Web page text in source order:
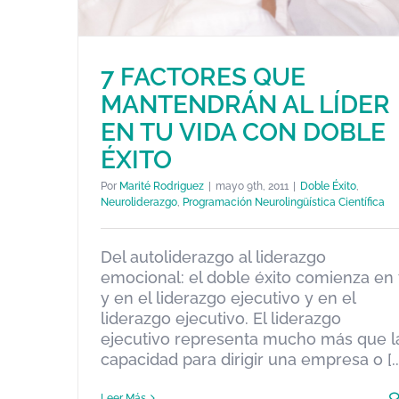
7 FACTORES QUE
MANTENDRÁN AL LÍDER EN TU
VIDA CON DOBLE ÉXITO
Doble Éxito Neuroliderazgo Programación Neurolingüística
Científica
7 FACTORES QUE
MANTENDRÁN AL LÍDER
EN TU VIDA CON DOBLE
ÉXITO
Por Marité Rodriguez mayo 9th, 2011 Doble Éxito,
Neuroliderazgo, Programación Neurolingüística Científica
Del autoliderazgo al liderazgo
emocional: el doble éxito comienza en
y en el liderazgo ejecutivo y en el
liderazgo ejecutivo. El liderazgo
ejecutivo representa mucho más que
capacidad para dirigir una empresa o